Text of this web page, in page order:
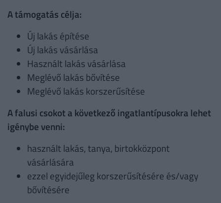
A támogatás célja:
Új lakás építése
Új lakás vásárlása
Használt lakás vásárlása
Meglévő lakás bővítése
Meglévő lakás korszerűsítése
A falusi csokot a következő ingatlantípusokra lehet
igénybe venni:
használt lakás, tanya, birtokközpont
vásárlására
ezzel egyidejűleg korszerűsítésére és/vagy
bővítésére